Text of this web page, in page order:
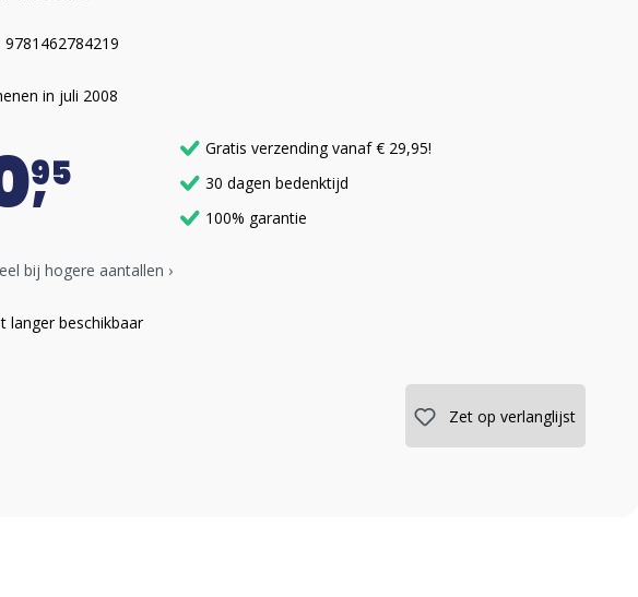
9781462784219
in juli 2008
95
Gratis verzending vanaf € 29,95!
30 dagen bedenktijd
100% garantie
bij hogere aantallen ›
langer beschikbaar
Zet op verlanglijst